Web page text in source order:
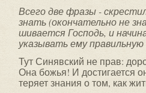
Всего две фразы -
знать (окончательно не
шивается Господь, и
указывать ему правильную
Тут Синявский не прав:
Она божья! И достигается
теряет знания о том, как